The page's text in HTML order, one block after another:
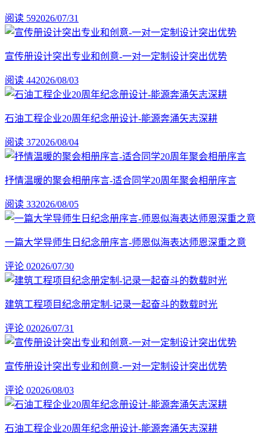
阅读 592026/07/31
宣传册设计突出专业和创意-一对一定制设计突出优势
阅读 442026/08/03
石油工程企业20周年纪念册设计-能源奔涌矢志深耕
阅读 372026/08/04
抒情温暖的聚会相册序言-适合同学20周年聚会相册序言
阅读 332026/08/05
一篇大学导师生日纪念册序言-师恩似海表达师恩深重之意
评论 02026/07/30
建筑工程项目纪念册定制-记录一起奋斗的数载时光
评论 02026/07/31
宣传册设计突出专业和创意-一对一定制设计突出优势
评论 02026/08/03
石油工程企业20周年纪念册设计-能源奔涌矢志深耕